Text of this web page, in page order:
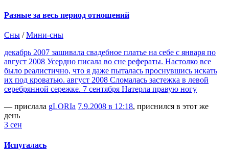
Разные за весь период отношений
Сны /Мини-сны
декабрь 2007 зашивала свадебное платье на себе с января по
август 2008 Усердно писала во сне рефераты. Настолко все
было реалистично, что я даже пыталась проснувшись искать
их под кроватью. август 2008 Сломалась застежка в левой
серебрянной сережке. 7 сентября Натерла правую ногу
— прислала gLORIa 7.9.2008 в 12:18, приснился в этот же
день
3 сен
Испугалась